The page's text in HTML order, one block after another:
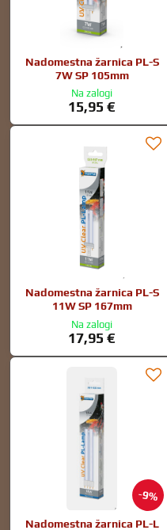
Nadomestna žarnica PL-S
7W SP 105mm
Na zalogi
15,95 €
Nadomestna žarnica PL-S
11W SP 167mm
Na zalogi
17,95 €
9%
Nadomestna žarnica PL-L